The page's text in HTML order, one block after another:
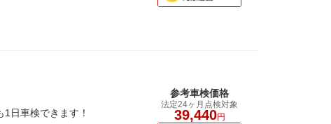
日車検できます！
参考車検価格
法定24ヶ月点検対象
39,440円